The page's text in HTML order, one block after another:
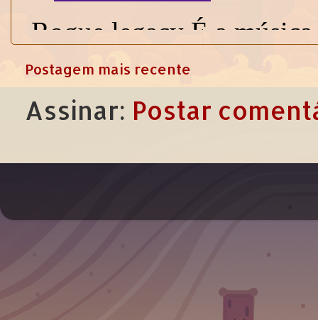
Postagem mais recente
Assinar: Postar